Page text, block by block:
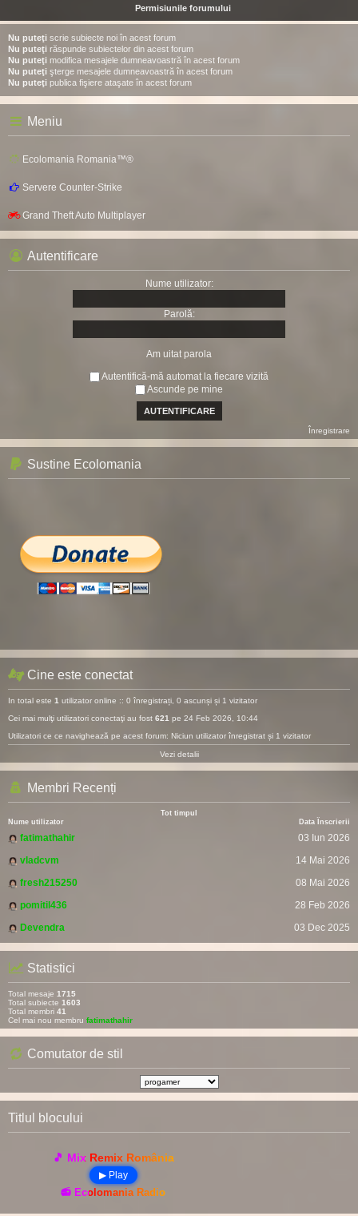
Permisiunile forumului
Nu puteţi scrie subiecte noi în acest forum
Nu puteţi răspunde subiectelor din acest forum
Nu puteţi modifica mesajele dumneavoastră în acest forum
Nu puteţi şterge mesajele dumneavoastră în acest forum
Nu puteţi publica fişiere ataşate în acest forum
Meniu
Ecolomania Romania™®
Servere Counter-Strike
Grand Theft Auto Multiplayer
Autentificare
Nume utilizator:
Parolă:
Am uitat parola
Autentifică-mă automat la fiecare vizită
Ascunde pe mine
Înregistrare
Sustine Ecolomania
Cine este conectat
In total este 1 utilizator online :: 0 înregistrați, 0 ascunși și 1 vizitator
Cei mai mulţi utilizatori conectaţi au fost 621 pe 24 Feb 2026, 10:44
Utilizatori ce ce navighează pe acest forum: Niciun utilizator înregistrat și 1 vizitator
Vezi detalii
Membri Recenți
Tot timpul
Nume utilizator
Data Înscrierii
fatimathahir
03 Iun 2026
vladcvm
14 Mai 2026
fresh215250
08 Mai 2026
pomitil436
28 Feb 2026
Devendra
03 Dec 2025
Statistici
Total mesaje 1715
Total subiecte 1603
Total membri 41
Cel mai nou membru fatimathahir
Comutator de stil
Titlul blocului
🎵 Mix Remix România
▶ Play
📻 Ecolomania Radio